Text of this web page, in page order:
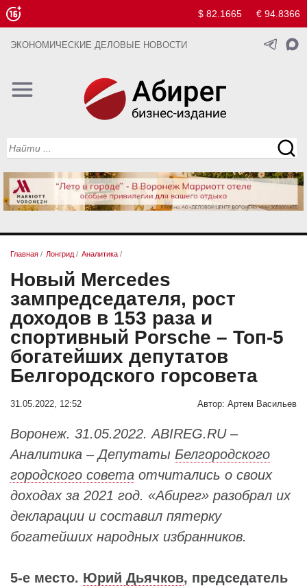
$ 82.1665 € 94.8366
ЭКОНОМИЧЕСКИЕ ДЕЛОВЫЕ НОВОСТИ
Главная / Лонгрид / Аналитика /
Новый Mercedes
зампредседателя, рост
доходов в 153 раза и
спортивный Porsche – Топ-5
богатейших депутатов
Белгородского горсовета
31.05.2022, 12:52 Автор: Артем Васильев
Воронеж. 31.05.2022. ABIREG.RU –
Аналитика – Депутаты Белгородского
городского совета отчитались о своих
доходах за 2021 год. «Абирег» разобрал их
декларации и составил пятерку
богатейших народных избранников.
5-е место. Юрий Дьячков, председатель